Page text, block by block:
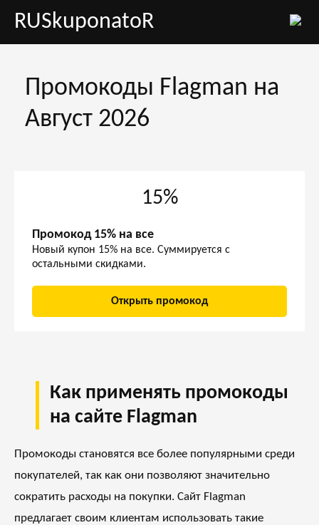
RUSkuponatoR
Промокоды Flagman на
Август 2026
15%
Промокод 15% на все
Новый купон 15% на все. Суммируется с
остальными скидками.
Открыть промокод
Как применять промокоды
на сайте Flagman
Промокоды становятся все более популярными среди
покупателей, так как они позволяют значительно
сократить расходы на покупки. Сайт Flagman
предлагает своим клиентам использовать такие